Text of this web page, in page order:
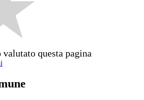
questa pagina